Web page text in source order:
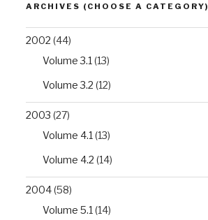
ARCHIVES (CHOOSE A CATEGORY)
2002 (44)
Volume 3.1 (13)
Volume 3.2 (12)
2003 (27)
Volume 4.1 (13)
Volume 4.2 (14)
2004(58)
Volume 5.1 (14)